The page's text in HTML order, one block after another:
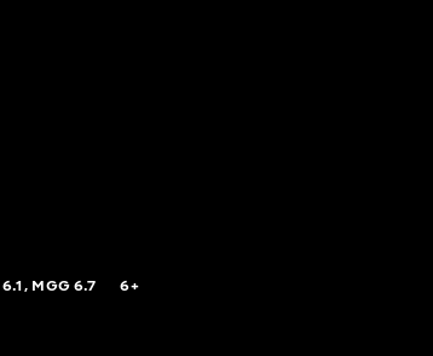
6.1, MGG6.7 6+